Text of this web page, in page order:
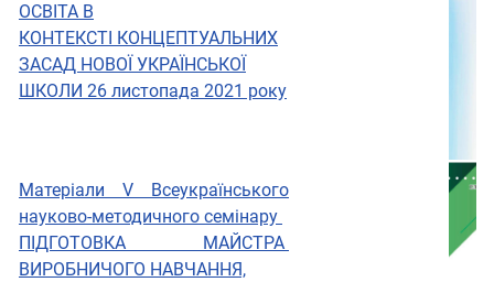
ОСВІТА В
КОНТЕКСТІ КОНЦЕПТУАЛЬНИХ
ЗАСАД НОВОЇ УКРАЇНСЬКОЇ
ШКОЛИ 26 листопада 2021 року
Матеріали V Всеукраїнського
науково-методичного семінару
ПІДГОТОВКА МАЙСТРА
ВИРОБНИЧОГО НАВЧАННЯ,